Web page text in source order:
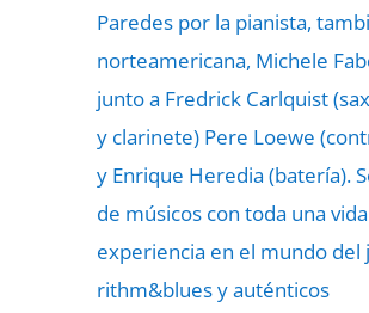
Paredes por la pianista,
norteamericana, Michele
junto a Fredrick Carlquist
y clarinete) Pere Loewe
y Enrique Heredia (batería).
de músicos con toda una
experiencia en el mundo del
rithm&blues y auténticos